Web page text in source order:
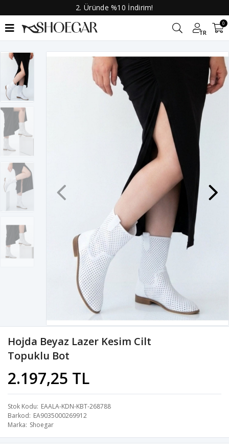
2. Üründe %10 İndirim!
TR
0
Hojda Beyaz Lazer Kesim Cilt
Topuklu Bot
2.197,25 TL
Stok Kodu EAALA-KDN-KBT-268788
Barkod EA9035000269912
Marka Shoegar